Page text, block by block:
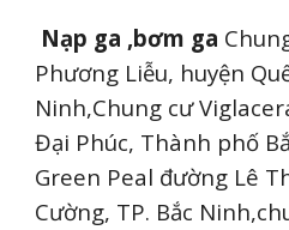
Nạp ga ,bơm ga
Phương Liễu, huyện
Ninh,Chung cư
Đại Phúc, Thành phố
Green Peal đường Lê
Cường, TP. Bắc